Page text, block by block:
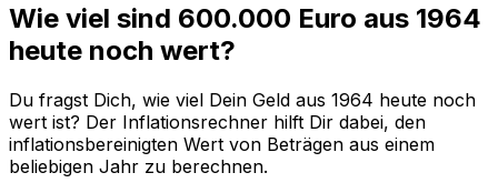
Wie viel sind 600.000 Euro aus 1964
heute noch wert?
Du fragst Dich, wie viel Dein Geld aus 1964 heute noch
wert ist? Der Inflationsrechner hilft Dir dabei, den
inflationsbereinigten Wert von Beträgen aus einem
beliebigen Jahr zu berechnen.